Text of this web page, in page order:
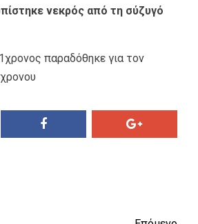
νεκρός από τη σύζυγό
παραδόθηκε για τον